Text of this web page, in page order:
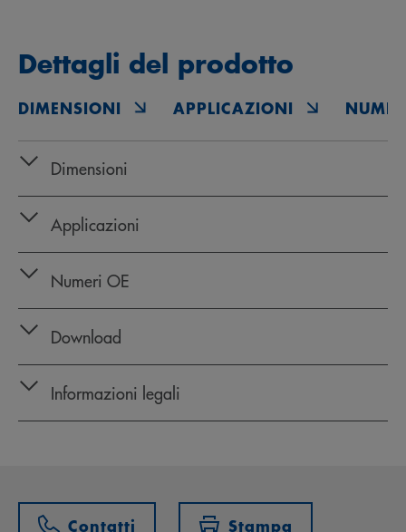
Dettagli del prodotto
DIMENSIONI APPLICAZIONI
Dimensioni
Applicazioni
Numeri OE
Download
Informazioni legali
Contatti Stampa